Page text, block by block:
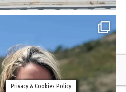
Privacy & Cookies Policy